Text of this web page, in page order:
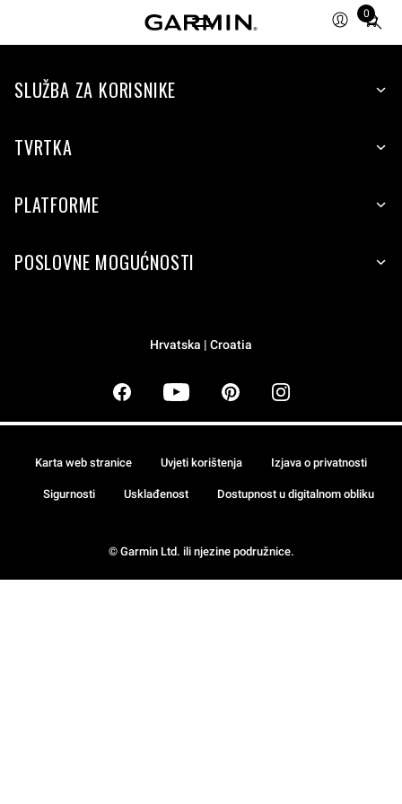
0
Total
items
cart:
SLUŽBA ZA KORISNIKE
TVRTKA
PLATFORME
POSLOVNE MOGUĆNOSTI
Hrvatska | Croatia
© Garmin Ltd. ili njezine podružnice.
Karta web stranice Uvjeti korištenja Izjava o privatnosti
Sigurnosti Usklađenost Dostupnost u digitalnom obliku